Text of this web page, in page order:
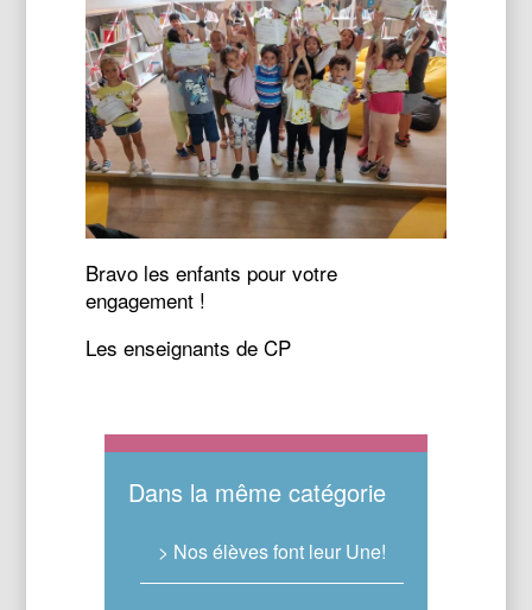
Bravo les enfants pour votre
engagement !
Les enseignants de CP
Dans la même catégorie
> Nos élèves font leur Une!